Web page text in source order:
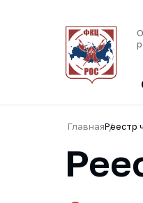
ГлавнаяРеестр